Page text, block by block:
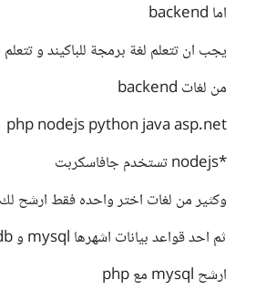
اما backend
يجب ان تتعلم لغة برمجة للباكيند و
من لغات backend
php nodejs python java asp.net
*nodejs تستخدم جافاسكربت
وكثير من لغات اختر واحده فقط ارشح لك php او nodejs.
ثم احد قواعد بيانات اشهرها mysql و mongodb
ارشح mysql مع php